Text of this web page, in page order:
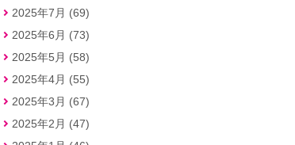
2025年7月 (69)
2025年6月 (73)
2025年5月 (58)
2025年4月 (55)
2025年3月 (67)
2025年2月 (47)